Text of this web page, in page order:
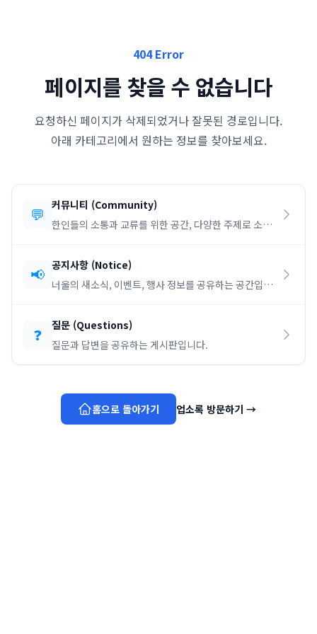
404 Error
페이지를 찾을 수 없습니다
요청하신 페이지가 삭제되었거나 잘못된 경로입니다.
아래 카테고리에서 원하는 정보를 찾아보세요.
💬 커뮤니티 (Community)
한인들의 소통과 교류를 위한 공간, 다양한 주제로 소통
📢 공지사항 (Notice)
너울의 새소식, 이벤트, 행사 정보를 공유하는 공간입니
❓ 질문 (Questions)
질문과 답변을 공유하는 게시판입니다.
홈으로 돌아가기 업소록 방문하기 →